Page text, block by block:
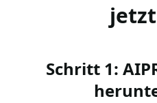
Schritt 1: